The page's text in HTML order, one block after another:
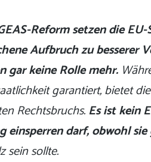
Reform setzen die
Aufbruch zu besserer
gar keine Rolle mehr.
garantiert, bietet
Rechtsbruchs.Es ist kein
einsperren darf, obwohl
sein sollte.